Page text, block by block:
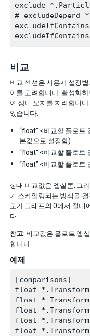
exclude
# excludeDepend
비교
비교 섹션은 사용자 설정
이를 고려합니다. 활성화
여 상대 오차를 처리합니
있습니다.
“float” <비교할 플로트
본값으로 설정함)
“float” <비교할 플로트
“float” <비교할 플로트
상대 비교값은 엡실론, 그
가 스케일링되는 방식을
교가 그래프의 0에서 절대
다.
참고: 비교값은 플로트 엡
합니다.
예제
[comparisons]
float
float
float
float
float